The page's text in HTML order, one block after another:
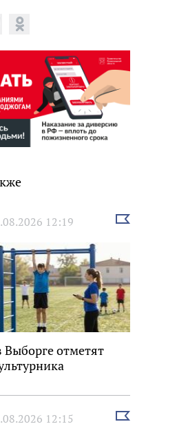
12:19
Выбрать
Выборге отметят
12:15
Выбрать